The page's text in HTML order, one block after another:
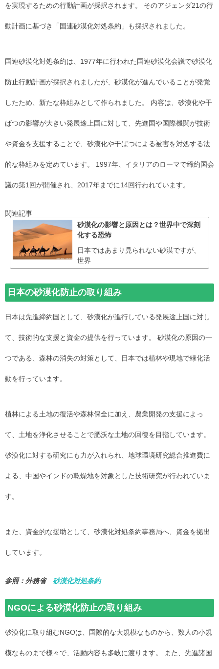
を実現するための行動計画が採択されます。 そのアジェンダ21の行
動計画に基づき「国連砂漠化対処条約」も採択されました。
国連砂漠化対処条約は、1977年に行われた国連砂漠化会議で砂漠化
防止行動計画が採択されましたが、砂漠化が進んでいることが発覚
したため、新たな枠組みとして作られました。 内容は、砂漠化や干
ばつの影響が大きい発展途上国に対して、先進国や国際機関が技術
や資金を支援することで、砂漠化や干ばつによる被害を対処する法
的な枠組みを定めています。 1997年、イタリアのローマで締約国会
議の第1回が開催され、2017年までに14回行われています。
関連記事
砂漠化の影響と原因とは？世界中で深刻
化する恐怖
日本ではあまり見られない砂漠ですが、
世界
日本の砂漠化防止の取り組み
日本は先進締約国として、砂漠化が進行している発展途上国に対し
て、技術的な支援と資金の提供を行っています。 砂漠化の原因の一
つである、森林の消失の対策として、日本では植林や現地で緑化活
動を行っています。
植林による土地の復活や森林保全に加え、農業開発の支援によっ
て、土地を浄化させることで肥沃な土地の回復を目指しています。
砂漠化に対する研究にも力が入れられ、地球環境研究総合推進費に
よる、中国やインドの乾燥地を対象とした技術研究が行われていま
す。
また、資金的な援助として、砂漠化対処条約事務局へ、資金を拠出
しています。
参照：外務省 砂漠化対処条約
NGOによる砂漠化防止の取り組み
砂漠化に取り組むNGOは、国際的な大規模なものから、数人の小規
模なものまで様々で、活動内容も多岐に渡ります。 また、先進諸国